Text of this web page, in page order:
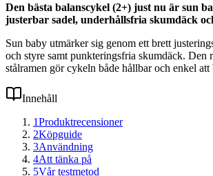
Den bästa balanscykel (2+) just nu är sun
justerbar sadel, underhållsfria skumdäck
Sun baby utmärker sig genom ett brett
och styre samt punkteringsfria skumdäck. Den
stålramen gör cykeln både hållbar och enkel att
Innehåll
1Produktrecensioner
2Köpguide
3Användning
4Att tänka på
5Vår testmetod